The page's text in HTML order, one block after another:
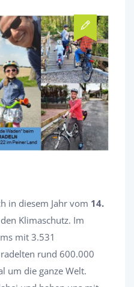
in diesem Jahr vom 14.
Klimaschutz. Im
mit 3.531
rund 600.000
um die ganze Welt.